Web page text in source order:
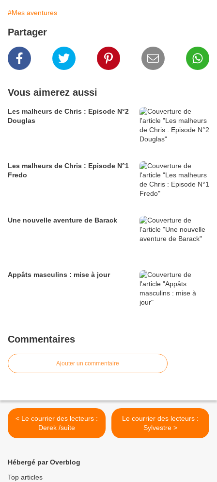
#Mes aventures
Partager
Vous aimerez aussi
Les malheurs de Chris : Episode N°2
Douglas
Les malheurs de Chris : Episode N°1
Fredo
Une nouvelle aventure de Barack
Appâts masculins : mise à jour
Commentaires
Ajouter un commentaire
< Le courrier des lecteurs :
Derek /suite
Le courrier des lecteurs :
Sylvestre >
Hébergé par Overblog
Top articles